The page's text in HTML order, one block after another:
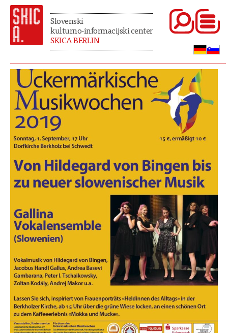
Slovenski
kulturno-informacijski center
SKICA BERLIN